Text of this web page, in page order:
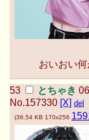
おいおい
とちゃき
No.157330 [X] del
(36.54 KB 170x256